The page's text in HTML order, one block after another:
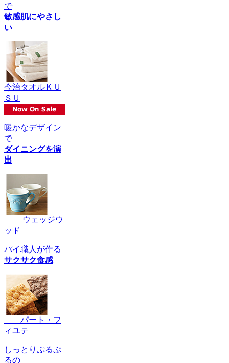
で
敏感肌にやさし
い
今治タオルＫＵ
ＳＵ
暖かなデザイン
で
ダイニングを演
出
ウェッジウ
ッド
パイ職人が作る
サクサク食感
パート・フ
ィユテ
しっとりぷるぷ
るの